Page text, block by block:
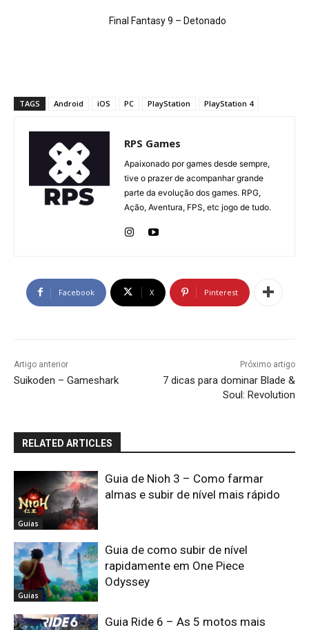
Final Fantasy 9 – Detonado
TAGS Android iOS PC PlayStation PlayStation 4
RPS Games
Apaixonado por games desde sempre,
tive o prazer de acompanhar grande
parte da evolução dos games. RPG,
Ação, Aventura, FPS, etc jogo de tudo.
Facebook X Pinterest
Artigo anterior
Suikoden – Gameshark
Próximo artigo
7 dicas para dominar Blade &
Soul: Revolution
RELATED ARTICLES
Guias
Guia de Nioh 3 – Como farmar
almas e subir de nível mais rápido
Guias
Guia de como subir de nível
rapidamente em One Piece
Odyssey
Guia Ride 6 – As 5 motos mais